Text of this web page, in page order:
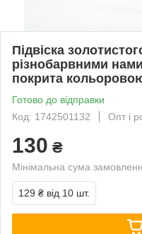
Підвіска
різнобарвними
покрита
Готово до відправки
Код: 1742501132
Опт і
130 ₴
Мінімальна сума
129 ₴ від 10 шт.